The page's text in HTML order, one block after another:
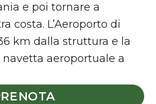
e poi tornare a
costa. L’Aeroporto di
km dalla struttura e la
aeroportuale a